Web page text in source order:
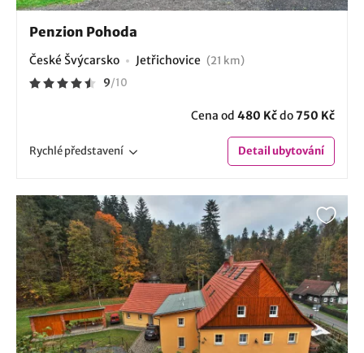
Penzion Pohoda
České Švýcarsko Jetřichovice (21 km)
9/10
Cena od 480 Kčdo750 Kč
Rychlépředstavení Detailubytování